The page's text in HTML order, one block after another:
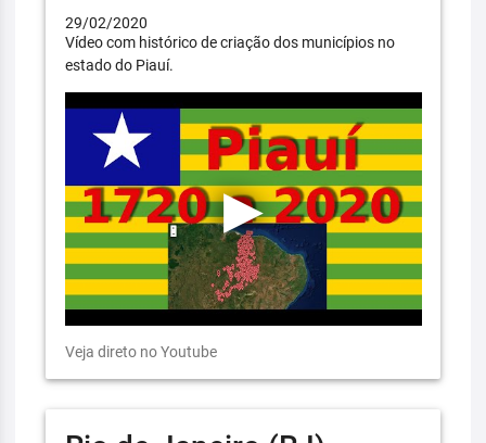
29/02/2020
Vídeo com histórico de criação dos municípios no
estado do Piauí.
Veja direto no Youtube